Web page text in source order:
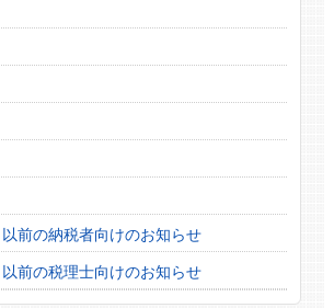
前の納税者向けのお知らせ
前の税理士向けのお知らせ